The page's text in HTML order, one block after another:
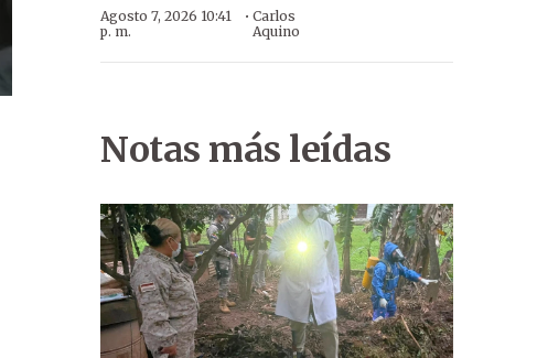
Agosto 7, 2026 10:41
p. m.
· Carlos
Aquino
Notas más leídas